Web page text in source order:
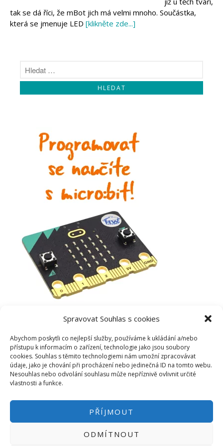
Spravovat Souhlas s cookies
Abychom poskytli co nejlepší služby, používáme k ukládání a/nebo
přístupu k informacím o zařízení, technologie jako jsou soubory
cookies. Souhlas s těmito technologiemi nám umožní zpracovávat
údaje, jako je chování při procházení nebo jedinečná ID na tomto webu.
Nesouhlas nebo odvolání souhlasu může nepříznivě ovlivnit určité
vlastnosti a funkce.
PŘÍJMOUT
ODMÍTNOUT
Micro:bit
Videa
tak se dá říci, že mBot jich má velmi mnoho. Součástka,
která se jmenuje LED [klikněte zde...]
PŘIHLÁSIT SE|